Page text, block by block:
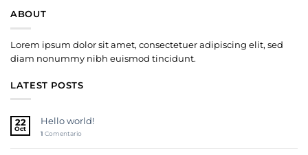
ABOUT
Lorem ipsum dolor sit amet, consectetuer adipiscing elit, sed
diam nonummy nibh euismod tincidunt.
LATEST POSTS
22
Oct
Hello world!
1 Comentario